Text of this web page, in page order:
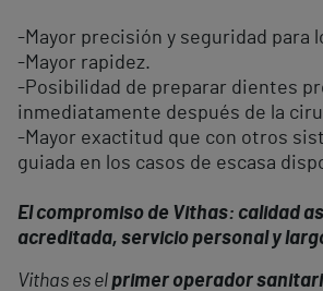
-Mayor precisión y seguridad para
-Mayor rapidez.
-Posibilidad de preparar dientes
inmediatamente después de la
-Mayor exactitud que con otros
guiada en los casos de escasa
El compromiso de Vithas: calidad
acreditada, servicio personal y
Vithas es elprimer operador